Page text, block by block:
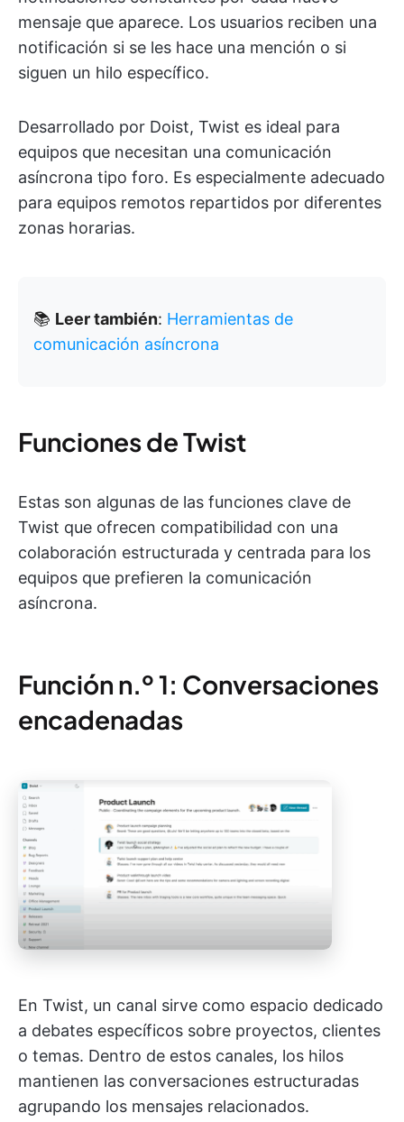
mensaje que aparece. Los usuarios reciben una
notificación si se les hace una mención o si
siguen un hilo específico.
Desarrollado por Doist, Twist es ideal para
equipos que necesitan una comunicación
asíncrona tipo foro. Es especialmente adecuado
para equipos remotos repartidos por diferentes
zonas horarias.
📚 Leer también: Herramientas de
comunicación asíncrona
Funciones de Twist
Estas son algunas de las funciones clave de
Twist que ofrecen compatibilidad con una
colaboración estructurada y centrada para los
equipos que prefieren la comunicación
asíncrona.
Función n.º 1: Conversaciones
encadenadas
En Twist, un canal sirve como espacio dedicado
a debates específicos sobre proyectos, clientes
o temas. Dentro de estos canales, los hilos
mantienen las conversaciones estructuradas
agrupando los mensajes relacionados.